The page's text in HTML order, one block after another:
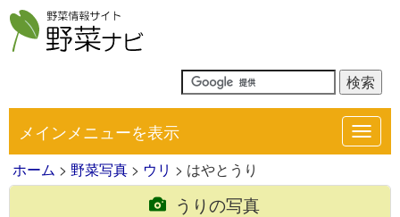
メインメニューを表示
ホーム > 野菜写真 > ウリ > はやとうり
うりの写真